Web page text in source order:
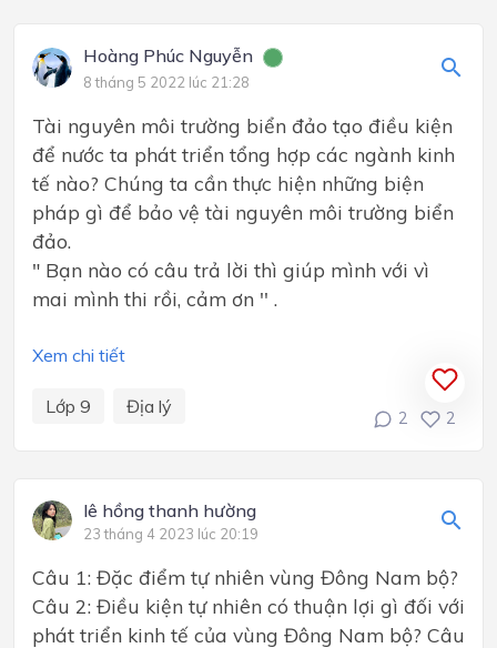
Hoàng Phúc Nguyễn
8 tháng 5 2022 lúc 21:28
Tài nguyên môi trường biển đảo tạo điều kiện
để nước ta phát triển tổng hợp các ngành kinh
tế nào? Chúng ta cần thực hiện những biện
pháp gì để bảo vệ tài nguyên môi trường biển
đảo.
" Bạn nào có câu trả lời thì giúp mình với vì
mai mình thi rồi, cảm ơn '' .
Xem chi tiết
Lớp 9 Địa lý
2 2
lê hồng thanh hường
23 tháng 4 2023 lúc 20:19
Câu 1: Đặc điểm tự nhiên vùng Đông Nam bộ?
Câu 2: Điều kiện tự nhiên có thuận lợi gì đối với
phát triển kinh tế của vùng Đông Nam bộ? Câu